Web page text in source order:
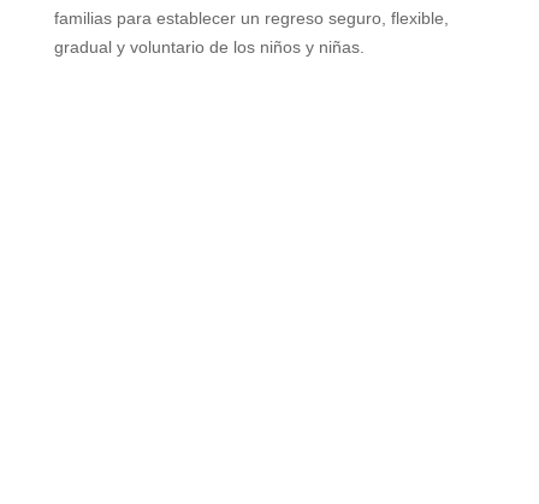
familias para establecer un regreso seguro, flexible,
gradual y voluntario de los niños y niñas.